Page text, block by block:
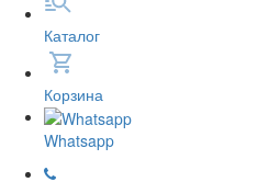
Каталог
Корзина
Whatsapp